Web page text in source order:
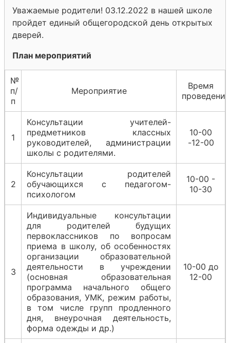
Уважаемые родители! 03.12.2022 в нашей школе
пройдет единый общегородской день открытых
дверей.
План мероприятий
№
п/
п
Мероприятие
Время
проведения
1
Консультации учителей-
предметников классных
руководителей, администрации
школы с родителями.
10-00
-12-00
2
Консультации родителей
обучающихся с педагогом-
психологом
10-00 -
10-30
3
Индивидуальные консультации
для родителей будущих
первоклассников по вопросам
приема в школу, об особенностях
организации образовательной
деятельности в учреждении
(основная образовательная
программа начального общего
образования, УМК, режим работы,
в том числе групп продленного
дня, внеурочная деятельность,
форма одежды и др.)
10-00 до
12-00